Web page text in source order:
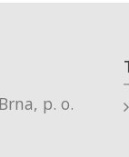
p. o.